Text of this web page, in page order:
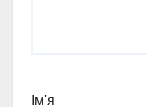
Ім'я